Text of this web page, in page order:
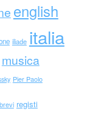
english
iliade italia
musica
Pier Paolo
registi